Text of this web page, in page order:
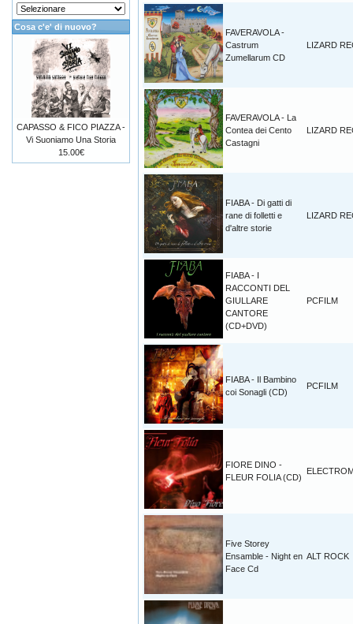
FAVERAVOLA -
Castrum
Zumellarum CD
LIZARD
FAVERAVOLA - La
Contea dei Cento
Castagni
LIZARD
FIABA - Di gatti di
rane di folletti e
d'altre storie
LIZARD
FIABA - I
RACCONTI DEL
GIULLARE
CANTORE
(CD+DVD)
PCFILM
FIABA - Il Bambino
coi Sonagli (CD)
PCFILM
FIORE DINO -
FLEUR FOLIA (CD)
Five Storey
Ensamble - Night en
Face Cd
ALT ROCK
Cosa c'e' di nuovo?
CAPASSO & FICO PIAZZA -
Vi Suoniamo Una Storia
15.00€